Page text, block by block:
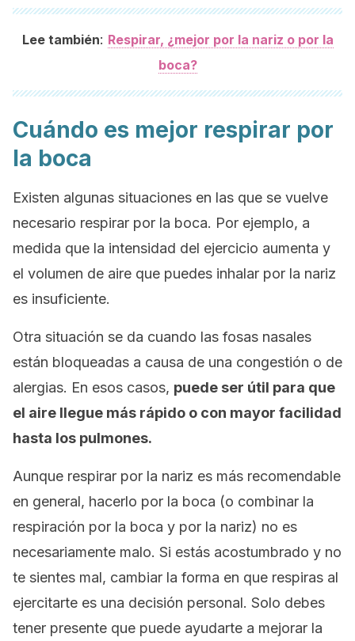
Lee también: Respirar, ¿mejor por la nariz o por la
boca?
Cuándo es mejor respirar por
la boca
Existen algunas situaciones en las que se vuelve
necesario respirar por la boca. Por ejemplo, a
medida que la intensidad del ejercicio aumenta y
el volumen de aire que puedes inhalar por la nariz
es insuficiente.
Otra situación se da cuando las fosas nasales
están bloqueadas a causa de una congestión o de
alergias. En esos casos, puede ser útil para que
el aire llegue más rápido o con mayor facilidad
hasta los pulmones.
Aunque respirar por la nariz es más recomendable
en general, hacerlo por la boca (o combinar la
respiración por la boca y por la nariz) no es
necesariamente malo. Si estás acostumbrado y no
te sientes mal, cambiar la forma en que respiras al
ejercitarte es una decisión personal. Solo debes
tener presente que puede ayudarte a mejorar la